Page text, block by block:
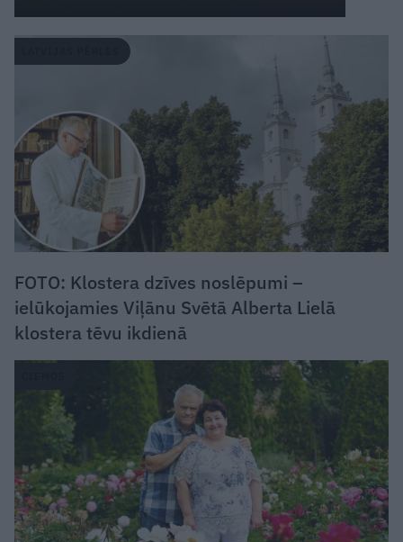
FOTO: Klostera dzīves noslēpumi –
ielūkojamies Viļānu Svētā Alberta Lielā
klostera tēvu ikdienā